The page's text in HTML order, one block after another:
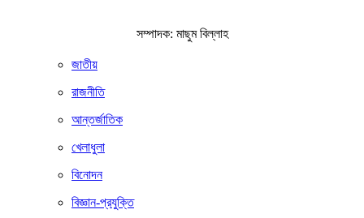
সম্পাদক: মাছুম বিল্লাহ
জাতীয়
রাজনীতি
আন্তর্জাতিক
খেলাধুলা
বিনোদন
বিজ্ঞান-প্রযুক্তি